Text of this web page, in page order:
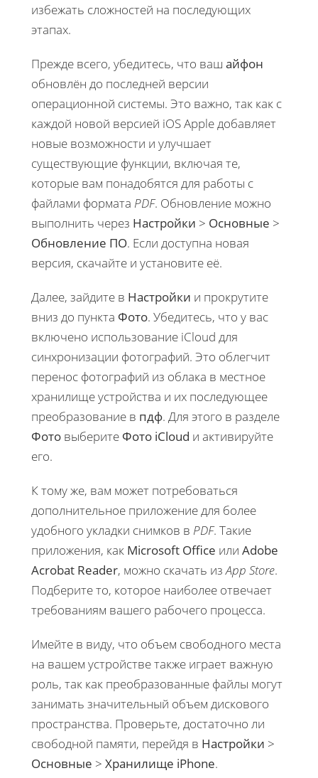
избежать сложностей на последующих
этапах.
Прежде всего, убедитесь, что ваш айфон
обновлён до последней версии
операционной системы. Это важно, так как с
каждой новой версией iOS Apple добавляет
новые возможности и улучшает
существующие функции, включая те,
которые вам понадобятся для работы с
файлами формата PDF. Обновление можно
выполнить через Настройки > Основные >
Обновление ПО. Если доступна новая
версия, скачайте и установите её.
Далее, зайдите в Настройки и прокрутите
вниз до пункта Фото. Убедитесь, что у вас
включено использование iCloud для
синхронизации фотографий. Это облегчит
перенос фотографий из облака в местное
хранилище устройства и их последующее
преобразование в пдф. Для этого в разделе
Фото выберите Фото iCloud и активируйте
его.
К тому же, вам может потребоваться
дополнительное приложение для более
удобного укладки снимков в PDF. Такие
приложения, как Microsoft Office или Adobe
Acrobat Reader, можно скачать изApp Store.
Подберите то, которое наиболее отвечает
требованиям вашего рабочего процесса.
Имейте в виду, что объем свободного места
на вашем устройстве также играет важную
роль, так как преобразованные файлы могут
занимать значительный объем дискового
пространства. Проверьте, достаточно ли
свободной памяти, перейдя в Настройки >
Основные > Хранилище iPhone.